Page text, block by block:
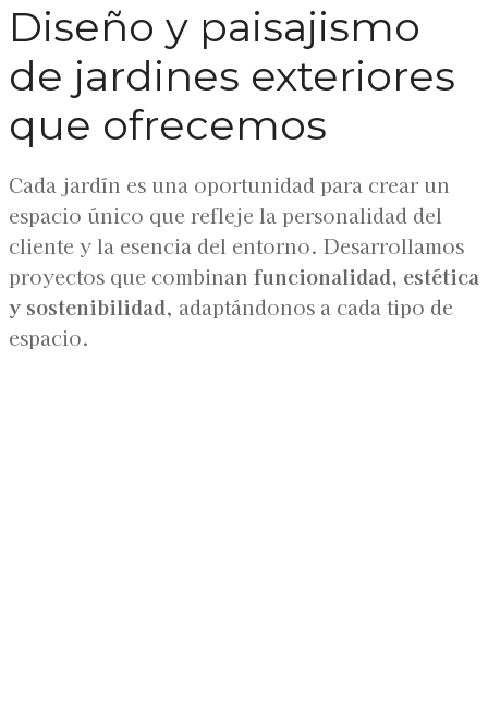
Diseño y paisajismo
de jardines exteriores
que ofrecemos
Cada jardín es una oportunidad para crear un
espacio único que refleje la personalidad del
cliente y la esencia del entorno. Desarrollamos
proyectos que combinan funcionalidad, estética
y sostenibilidad, adaptándonos a cada tipo de
espacio.